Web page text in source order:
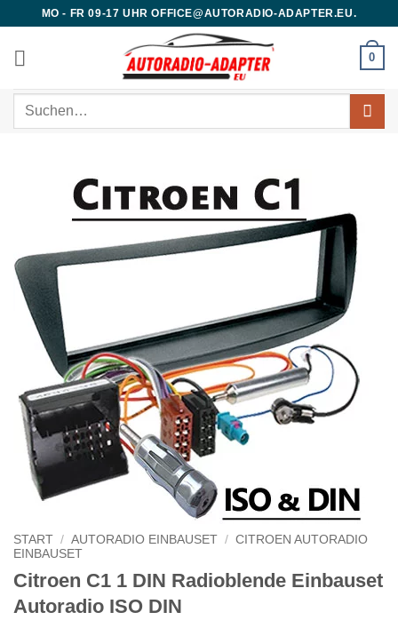
springen
MO - FR 09-17 UHR OFFICE@AUTORADIO-ADAPTER.EU.
0
Suchen
START / AUTORADIO EINBAUSET / CITROEN AUTORADIO
EINBAUSET
Citroen C1 1 DIN Radioblende Einbauset
Autoradio ISO DIN